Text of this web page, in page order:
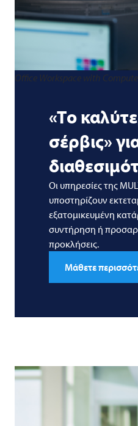
«Το
σέρβις»
Οι υπηρεσίες της
υποστηρίζουν
εξατομικευμένη
συντήρηση ή
προκλήσεις.
Μάθετε
Office Workspace with